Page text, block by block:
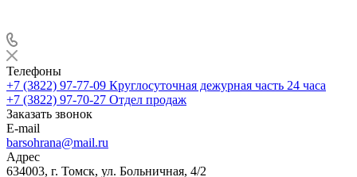
Телефоны
+7 (3822) 97-77-09 Круглосуточная дежурная часть 24 часа
+7 (3822) 97-70-27 Отдел продаж
Заказать звонок
E-mail
barsohrana@mail.ru
Адрес
634003, г. Томск, ул. Больничная, 4/2